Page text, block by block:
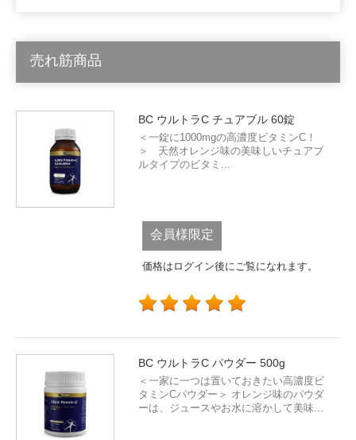
売れ筋商品
BC ウルトラC チュアブル 60錠
＜一錠に1000mgの高濃度ビタミンC！
＞ 天然オレンジ味の美味しいチュアブ
ルタイプのビタミ...
会員様限定
価格はログイン後にご覧になれます。
BC ウルトラC パウダー 500g
＜一家に一つは置いておきたい高濃度ビ
タミンCパウダー＞ オレンジ味のパウダ
ーは、ジュースやお水に溶かして美味...